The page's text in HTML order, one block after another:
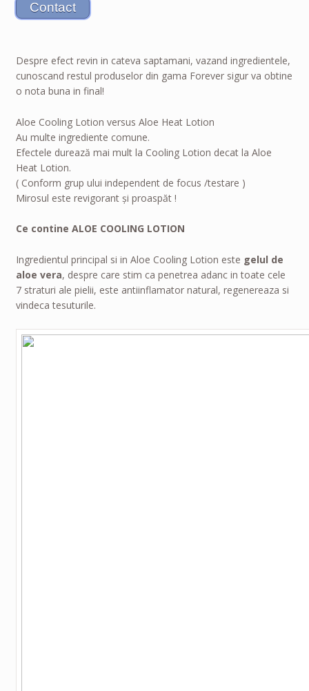
Despre efect revin in cateva saptamani, vazand ingredientele,
cunoscand restul produselor din gama Forever sigur va obtine
o nota buna in final!
Aloe Cooling Lotion versus Aloe Heat Lotion
Au multe ingrediente comune.
Efectele durează mai mult la Cooling Lotion decat la Aloe
Heat Lotion.
( Conform grup ului independent de focus /testare )
Mirosul este revigorant și proaspăt !
Ce contine ALOE COOLING LOTION
Ingredientul principal si in Aloe Cooling Lotion este gelul de
aloe vera, despre care stim ca penetrea adanc in toate cele
7 straturi ale pielii, este antiinflamator natural, regenereaza si
vindeca tesuturile.